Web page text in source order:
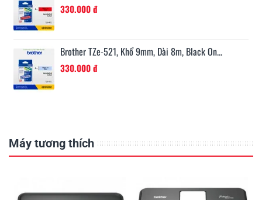
330.000 đ
Brother TZe-521, Khổ 9mm, Dài 8m, Black On...
330.000 đ
Máy tương thích